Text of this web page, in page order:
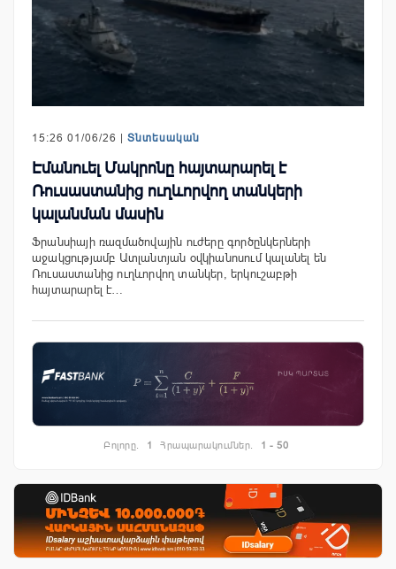
15:26 01/06/26 | Տնտեսական
Էմանուել Մակրոնը հայտարարել է
Ռուսաստանից ուղևորվող տանկերի
կալանման մասին
Ֆրանսիայի ռազմածովային ուժերը գործընկերների
աջակցությամբ Ատլանտյան օվկիանոսում կալանել են
Ռուսաստանից ուղևորվող տանկեր, երկուշաբթի
հայտարարել է…
Բոլորը. 1 Հրապարակումներ. 1 - 50